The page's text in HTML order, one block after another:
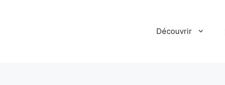
Découvrir